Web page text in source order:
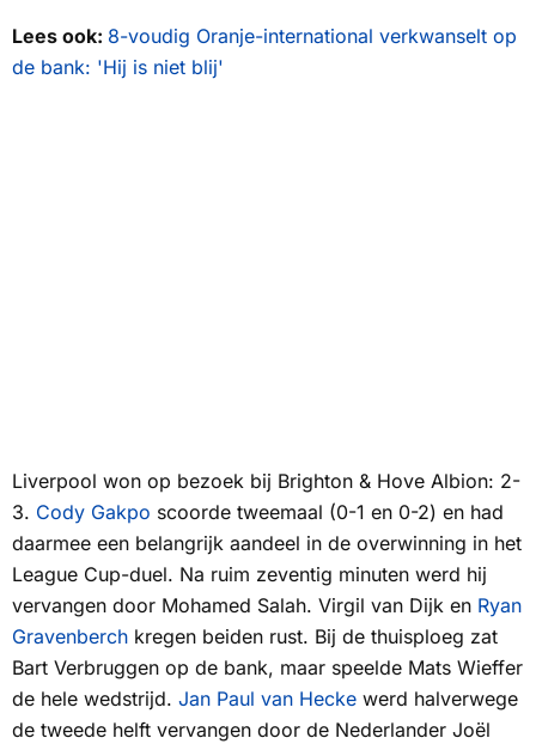
Lees ook: 8-voudig Oranje-international verkwanselt op
de bank: 'Hij is niet blij'
Liverpool won op bezoek bij Brighton & Hove Albion: 2-
3. Cody Gakpo scoorde tweemaal (0-1 en 0-2) en had
daarmee een belangrijk aandeel in de overwinning in het
League Cup-duel. Na ruim zeventig minuten werd hij
vervangen door Mohamed Salah. Virgil van Dijk en Ryan
Gravenberch kregen beiden rust. Bij de thuisploeg zat
Bart Verbruggen op de bank, maar speelde Mats Wieffer
de hele wedstrijd. Jan Paul van Hecke werd halverwege
de tweede helft vervangen door de Nederlander Joël